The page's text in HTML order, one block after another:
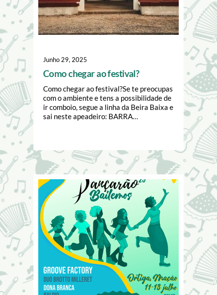
Junho 29, 2025
Como chegar ao festival?
Como chegar ao festival?Se te preocupas
com o ambiente e tens a possibilidade de
ir comboio, segue a linha da Beira Baixa e
sai neste apeadeiro: BARRA…
Image